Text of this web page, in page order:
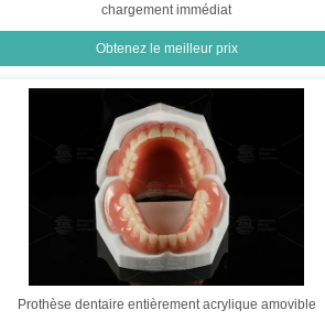
chargement immédiat
Obtenez le meilleur prix
Prothèse dentaire entièrement acrylique amovible